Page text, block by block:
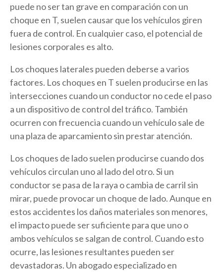
puede no ser tan grave en comparación con un
choque en T, suelen causar que los vehículos giren
fuera de control. En cualquier caso, el potencial de
lesiones corporales es alto.
Los choques laterales pueden deberse a varios
factores. Los choques en T suelen producirse en las
intersecciones cuando un conductor no cede el paso
a un dispositivo de control del tráfico. También
ocurren con frecuencia cuando un vehículo sale de
una plaza de aparcamiento sin prestar atención.
Los choques de lado suelen producirse cuando dos
vehículos circulan uno al lado del otro. Si un
conductor se pasa de la raya o cambia de carril sin
mirar, puede provocar un choque de lado. Aunque en
estos accidentes los daños materiales son menores,
el impacto puede ser suficiente para que uno o
ambos vehículos se salgan de control. Cuando esto
ocurre, las lesiones resultantes pueden ser
devastadoras. Un abogado especializado en